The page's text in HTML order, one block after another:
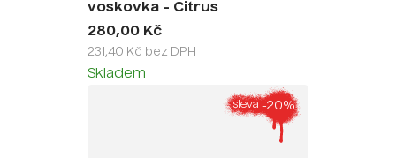
voskovka - Citrus
280,00 Kč
231,40 Kč bez DPH
Skladem
sleva -20%